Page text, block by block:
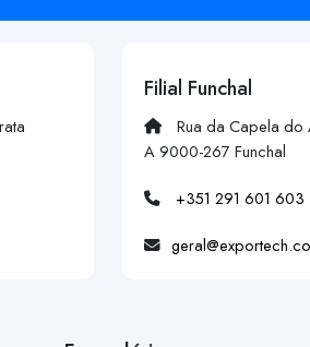
Filial Funchal
Rua da Capela do
A 9000-267 Funchal
+351 291 601 603